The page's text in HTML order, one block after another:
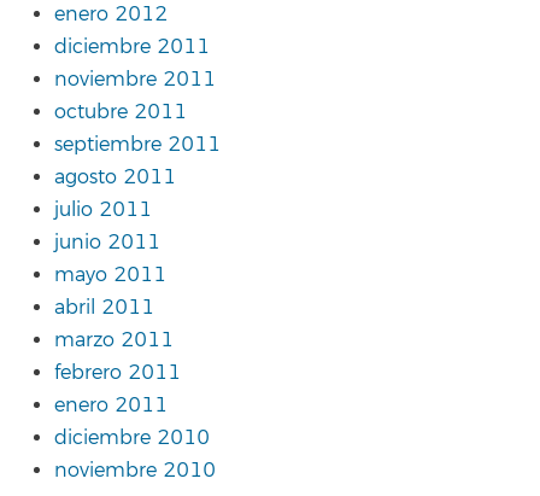
enero 2012
diciembre 2011
noviembre 2011
octubre 2011
septiembre 2011
agosto 2011
julio 2011
junio 2011
mayo 2011
abril 2011
marzo 2011
febrero 2011
enero 2011
diciembre 2010
noviembre 2010